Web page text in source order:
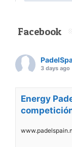
Facebook
3 days ago
Energy